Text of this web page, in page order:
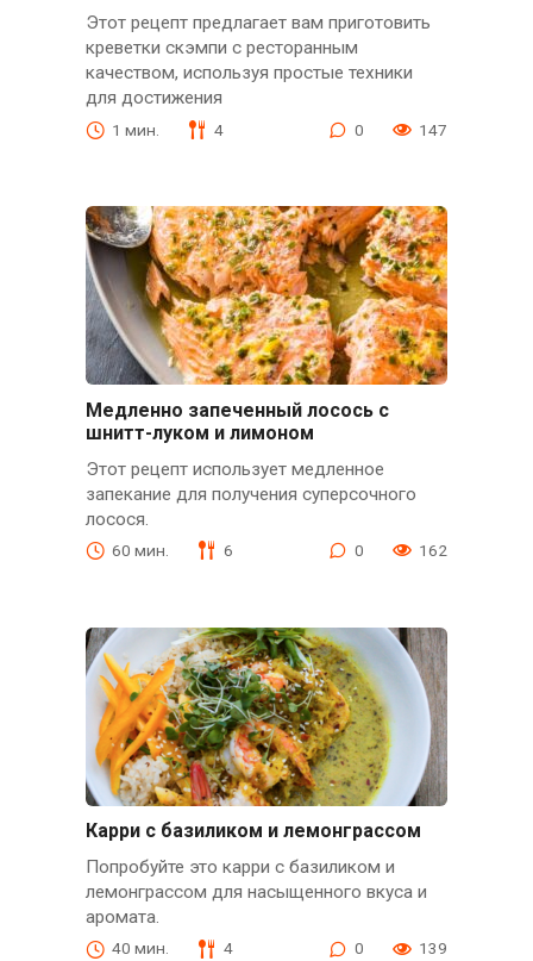
Этот рецепт предлагает вам приготовить
креветки скэмпи с ресторанным
качеством, используя простые техники
для достижения
1 мин. 4 0 147
Медленно запеченный лосось с
шнитт-луком и лимоном
Этот рецепт использует медленное
запекание для получения суперсочного
лосося.
60 мин. 6 0 162
Карри с базиликом и лемонграссом
Попробуйте это карри с базиликом и
лемонграссом для насыщенного вкуса и
аромата.
40 мин. 4 0 139